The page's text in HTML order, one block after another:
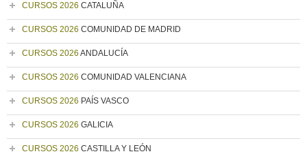
CURSOS 2026 CATALUÑA
CURSOS 2026 COMUNIDAD DE MADRID
CURSOS 2026 ANDALUCÍA
CURSOS 2026 COMUNIDAD VALENCIANA
CURSOS 2026 PAÍS VASCO
CURSOS 2026 GALICIA
CURSOS 2026 CASTILLA Y LEÓN